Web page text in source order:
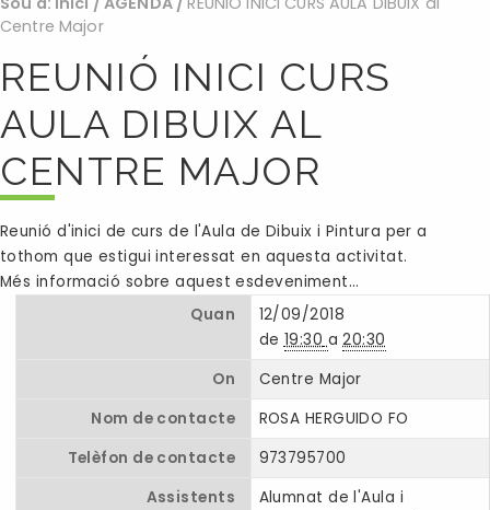
Centre Major
REUNIÓ INICI CURS
AULA DIBUIX AL
CENTRE MAJOR
Reunió d'inici de curs de l'Aula de Dibuix i Pintura per a
tothom que estigui interessat en aquesta activitat.
Més informació sobre aquest esdeveniment…
Quan
12/09/2018
de 19:30 a20:30
On
Centre Major
Nom de contacte
ROSA HERGUIDO FO
Telèfon de contacte
973795700
Assistents
Alumnat de l'Aula i